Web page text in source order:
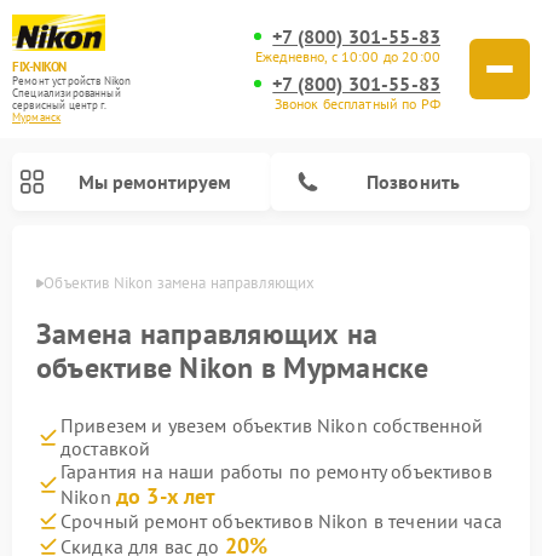
FIX-NIKON
Ремонт устройств Nikon
Специализированный
cервисный центр г.
Мурманск
+7 (800) 301-55-83
Ежедневно, с 10:00 до 20:00
+7 (800) 301-55-83
Звонок бесплатный по РФ
Мы ремонтируем Позвонить
Объектив Nikon замена направляющих
Замена направляющих на
объективе Nikon в Мурманске
Привезем и увезем объектив Nikon собственной
доставкой
Гарантия на наши работы по ремонту объективов
Nikon до 3-х лет
Срочный ремонт объективов Nikon в течении часа
Скидка для вас до 20%